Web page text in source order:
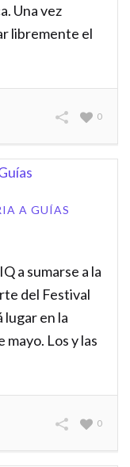
Una vez
libremente el
0
A GUÍAS
a sumarse a la
del Festival
lugar en la
mayo. Los y las
0